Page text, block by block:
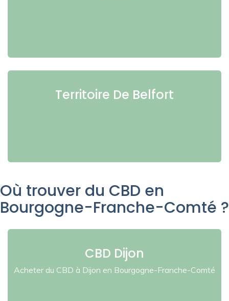
Territoire De Belfort
Où trouver du CBD en
Bourgogne-Franche-Comté ?
CBD Dijon
Acheter du CBD à Dijon en Bourgogne-Franche-Comté